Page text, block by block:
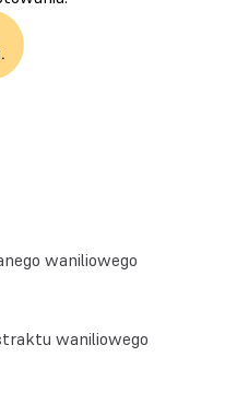
waniliowego
waniliowego